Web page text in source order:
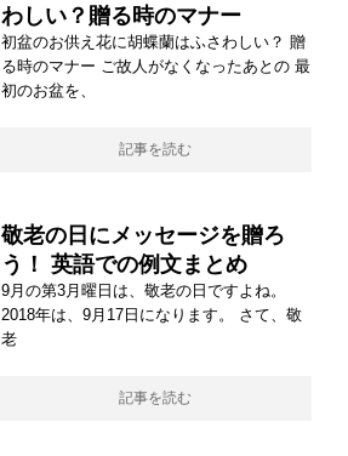
わしい？贈る時のマナー
初盆のお供え花に胡蝶蘭はふさわしい？ 贈
る時のマナー ご故人がなくなったあとの 最
初のお盆を、
記事を読む
敬老の日にメッセージを贈ろ
う！ 英語での例文まとめ
9月の第3月曜日は、敬老の日ですよね。
2018年は、9月17日になります。 さて、敬
老
記事を読む